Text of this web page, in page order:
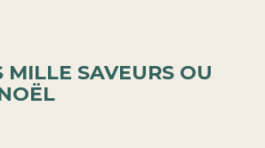
MILLE SAVEURS OU